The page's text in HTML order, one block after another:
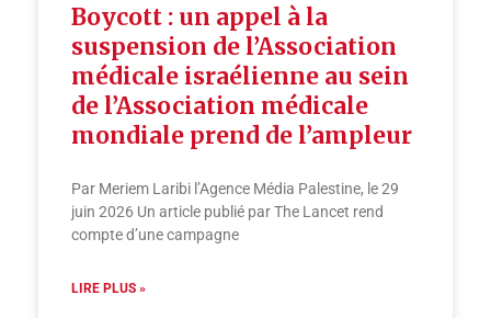
Boycott : un appel à la
suspension de l’Association
médicale israélienne au sein
de l’Association médicale
mondiale prend de l’ampleur
Par Meriem Laribi l’Agence Média Palestine, le 29
juin 2026 Un article publié par The Lancet rend
compte d’une campagne
LIRE PLUS »